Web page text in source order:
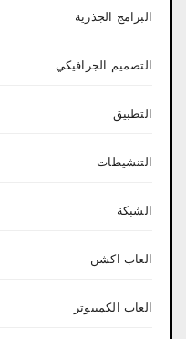
البرامج الجذرية
التصميم الجرافيكي
التطبيق
التنشيطات
الشبكة
العاب اكشن
العاب الكمبيوتر